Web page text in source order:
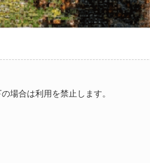
場合は利用を禁止します。